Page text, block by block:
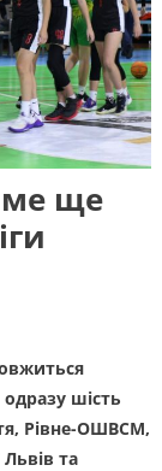
ще
шість
Рівне-ОШВСМ,
та